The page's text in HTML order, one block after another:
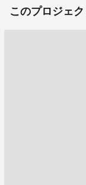
このプロジェ